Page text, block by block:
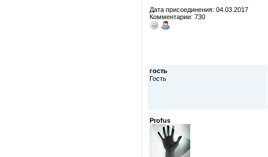
Дата присоединения: 04.03.2017
Комментарии: 730
гость
Гость
Profus